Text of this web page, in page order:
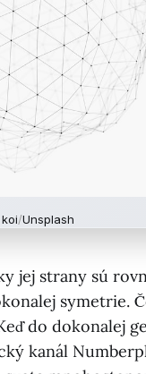
/Unsplash
jej strany sú
symetrie.
do dokonalej
kanál